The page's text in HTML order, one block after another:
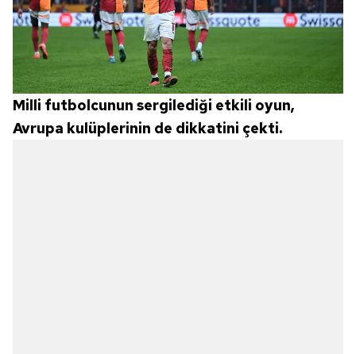
Milli futbolcunun sergilediği etkili oyun,
Avrupa kulüplerinin de dikkatini çekti.